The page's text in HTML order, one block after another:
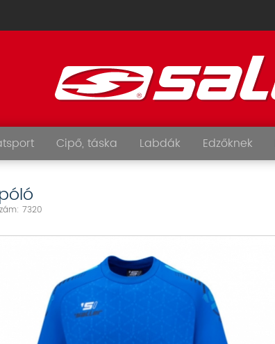
Cipő, táska Labdák Edzőknek
7320